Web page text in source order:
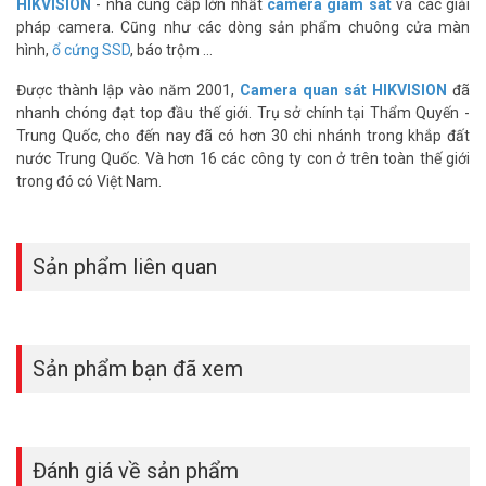
lớn hơn để chứa tất cả các tập tin của mình.
Thông số kỹ thuật ổ cứng lưu trữ SSD
– Thương hiệu: Hikvison.
– Sản phẩm: Ổ cứng lưu trữ SSD.
– Dòng series: Minder(S).
– SSD Minder (S) 2.5″ SATA dung lượng 120G, 3D TLC
– TBW: 40TB, MTBF: 2,000,000 giờ
– Nhiệt độ hoạt động: 0 ~ 70 °C
– Xuất xứ: Trung Quốc
Đặt mua ngay HIKVISION HS-SSD-Minder(S)/120G xin vui lòng liên
hệ HOTLINE1900.9259để được hỗ trợ tốt nhất. Tham khảo thêm
HIKVISION - nhà cung cấp lớn nhất camera giám sátvà các giải
pháp camera. Cũng như các dòng sản phẩm chuông cửa màn
hình, ổ cứng SSD, báo trộm ...
Được thành lập vào năm 2001, Camera quan sát HIKVISION đã
nhanh chóng đạt top đầu thế giới. Trụ sở chính tại Thẩm Quyến -
Trung Quốc, cho đến nay đã có hơn 30 chi nhánh trong khắp đất
nước Trung Quốc. Và hơn 16 các công ty con ở trên toàn thế giới
trong đó có Việt Nam.
Sản phẩm liên quan
Sản phẩm bạn đã xem
Đánh giá về sản phẩm